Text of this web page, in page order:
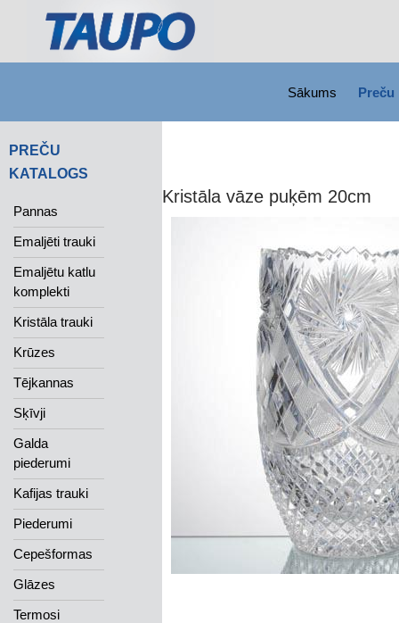
Sākums Preču
Kristāla vāze puķēm 20cm
PREČU
KATALOGS
Pannas
Emaljēti trauki
Emaljētu katlu
komplekti
Kristāla trauki
Krūzes
Tējkannas
Sķīvji
Galda
piederumi
Kafijas trauki
Piederumi
Cepešformas
Glāzes
Termosi